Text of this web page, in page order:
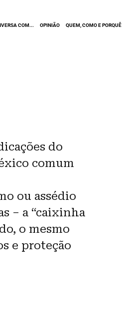
COM... OPINIÃO QUEM, COMO E PORQUÊ
do
comum
ou assédio
– a “caixinha
o mesmo
e proteção